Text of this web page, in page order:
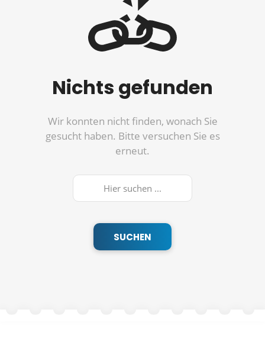
Nichts gefunden
Wir konnten nicht finden, wonach Sie
gesucht haben. Bitte versuchen Sie es
erneut.